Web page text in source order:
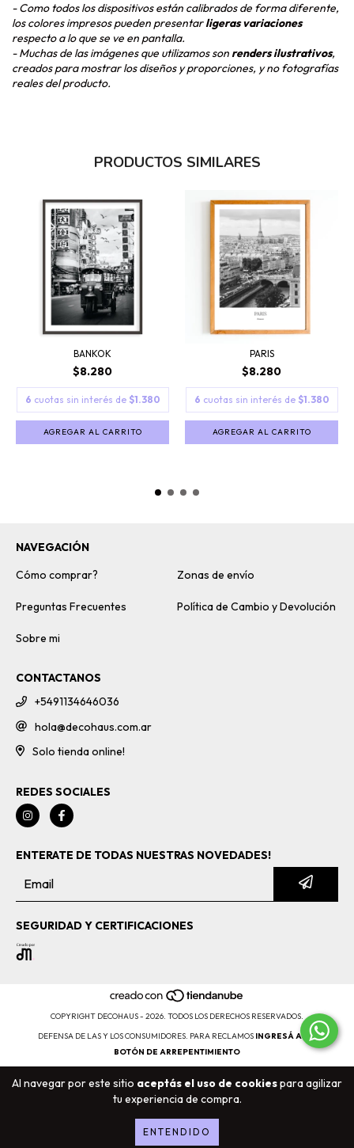
Al navegar por este sitio aceptás el uso de cookiespara agilizar
tu experiencia de compra.
ENTENDIDO
- Como todos los dispositivos están calibrados de forma diferente,
los colores impresos pueden presentarligeras variaciones
respecto a lo que se ve en pantalla.
- Muchas de las imágenes que utilizamos sonrenders ilustrativos,
creados para mostrar los diseños y proporciones, y no fotografías
reales del producto.
PRODUCTOS SIMILARES
BANKOK
$8.280
6 cuotas sin interés de $1.380
AGREGAR AL CARRITO
PARIS
$8.280
6 cuotas sin interés de $1.380
AGREGAR AL CARRITO
NAVEGACIÓN
Cómo comprar?
Zonas de envío
Preguntas Frecuentes Política de Cambio y Devolución
Sobre mi
CONTACTANOS
+5491134646036
hola@decohaus.com.ar
Solo tienda online!
REDES SOCIALES
ENTERATE DE TODAS NUESTRAS NOVEDADES!
SEGURIDAD Y CERTIFICACIONES
COPYRIGHT DECOHAUS - 2026. TODOS LOS DERECHOS RESERVADOS.
DEFENSA DE LAS Y LOS CONSUMIDORES. PARA RECLAMOS INGRESÁ ACÁ.
BOTÓN DE ARREPENTIMIENTO